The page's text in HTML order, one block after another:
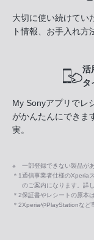
大切に使い続けてい
ト情報、お手入れ方
活
タ
My Sonyアプリでレ
がかんたんにできま
実。
※ 一部登録できない製品が
＊1通信事業者仕様のXperia
のご案内になります。詳
＊2保証書やレシートの原本
＊2XperiaやPlayStationなど